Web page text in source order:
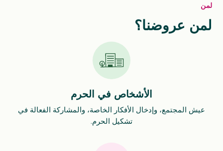
لمن
لمن عروضنا؟
الأشخاص في الحرم
عيش المجتمع، وإدخال الأفكار الخاصة، والمشاركة الفعالة في
تشكيل الحرم.